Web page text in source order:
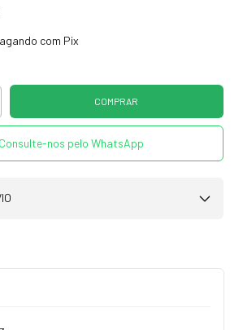
com Pix
Consulte-nos pelo WhatsApp